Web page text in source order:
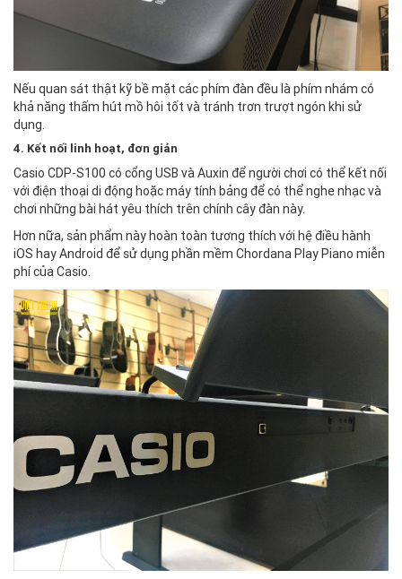
Nếu quan sát thật kỹ bề mặt các phím đàn đều là phím nhám có
khả năng thấm hút mồ hôi tốt và tránh trơn trượt ngón khi sử
dụng.
4. Kết nối linh hoạt, đơn giản
Casio CDP-S100 có cổng USB và Auxin để người chơi có thể kết nối
với điện thoại di động hoặc máy tính bảng để có thể nghe nhạc và
chơi những bài hát yêu thích trên chính cây đàn này.
Hơn nữa, sản phẩm này hoàn toàn tương thích với hệ điều hành
iOS hay Android để sử dụng phần mềm Chordana Play Piano miễn
phí của Casio.